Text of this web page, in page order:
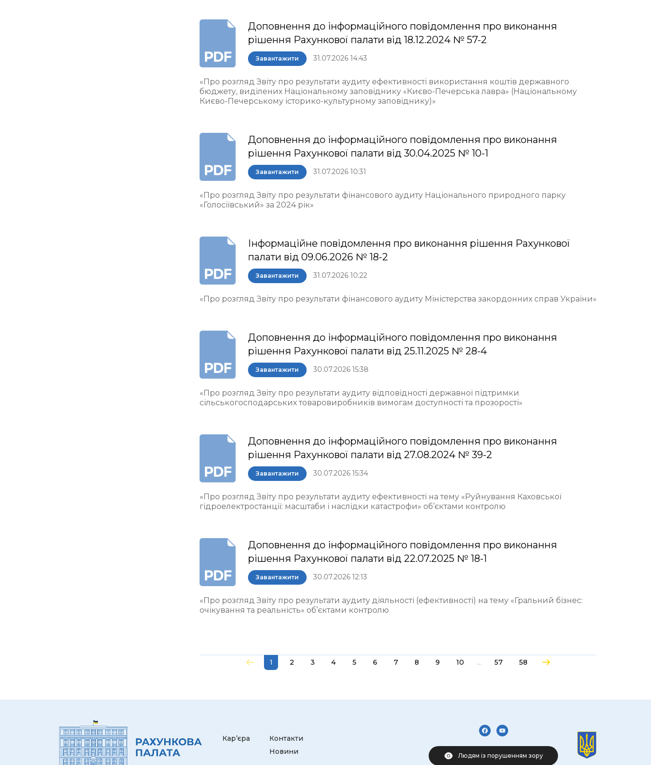
Доповнення до інформаційного повідомлення про виконання
рішення Рахункової палати від 18.12.2024 № 57-2
Завантажити 31.07.2026 14:43
«Про розгляд Звіту про результати аудиту ефективності використання коштів державного
бюджету, виділених Національному заповіднику «Києво-Печерська лавра» (Національному
Києво-Печерському історико-культурному заповіднику)»
Доповнення до інформаційного повідомлення про виконання
рішення Рахункової палати від 30.04.2025 № 10-1
Завантажити 31.07.2026 10:31
«Про розгляд Звіту про результати фінансового аудиту Національного природного парку
«Голосіївський» за 2024 рік»
Інформаційне повідомлення про виконання рішення Рахункової
палати від 09.06.2026 № 18-2
Завантажити 31.07.2026 10:22
«Про розгляд Звіту про результати фінансового аудиту Міністерства закордонних справ України»
Доповнення до інформаційного повідомлення про виконання
рішення Рахункової палати від 25.11.2025 № 28-4
Завантажити 30.07.2026 15:38
«Про розгляд Звіту про результати аудиту відповідності державної підтримки
сільськогосподарських товаровиробників вимогам доступності та прозорості»
Доповнення до інформаційного повідомлення про виконання
рішення Рахункової палати від 27.08.2024 № 39-2
Завантажити 30.07.2026 15:34
«Про розгляд Звіту про результати аудиту ефективності на тему «Руйнування Каховської
гідроелектростанції: масштаби і наслідки катастрофи» об’єктами контролю
Доповнення до інформаційного повідомлення про виконання
рішення Рахункової палати від 22.07.2025 № 18-1
Завантажити 30.07.2026 12:13
«Про розгляд Звіту про результати аудиту діяльності (ефективності) на тему «Гральний бізнес:
очікування та реальність» об’єктами контролю
1 2 3 4 5 6 7 8 9 10 ... 57 58
Кар’єра
Контакти
Новини
Людям із порушенням зору